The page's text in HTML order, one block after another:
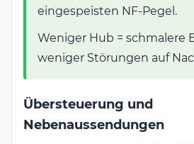
eingespeisten NF-Pegel.
Weniger Hub = schmalere
weniger Störungen auf
Übersteuerung und
Nebenaussendungen